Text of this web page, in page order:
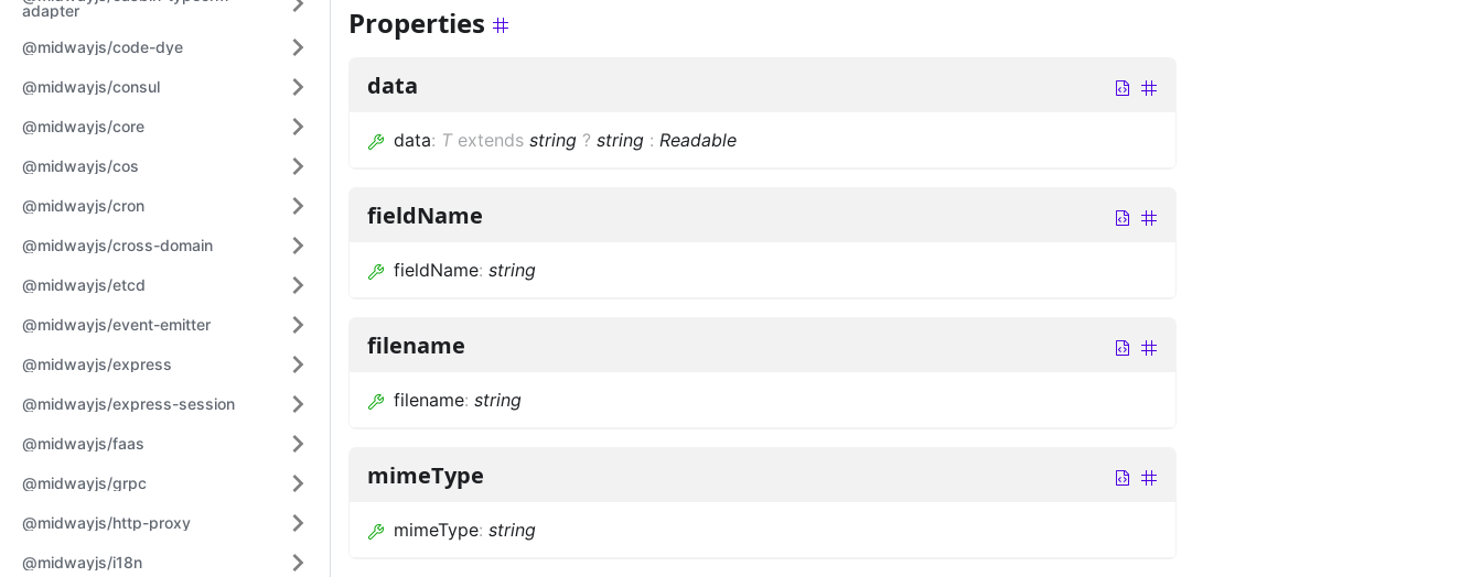
adapter
@midwayjs/code-dye
@midwayjs/consul
@midwayjs/core
@midwayjs/cos
@midwayjs/cron
@midwayjs/cross-domain
@midwayjs/etcd
@midwayjs/event-emitter
@midwayjs/express
@midwayjs/express-session
@midwayjs/faas
@midwayjs/grpc
@midwayjs/http-proxy
@midwayjs/i18n
Properties
data
data: Textends string ? string : Readable
fieldName
fieldName: string
filename
filename: string
mimeType
mimeType: string